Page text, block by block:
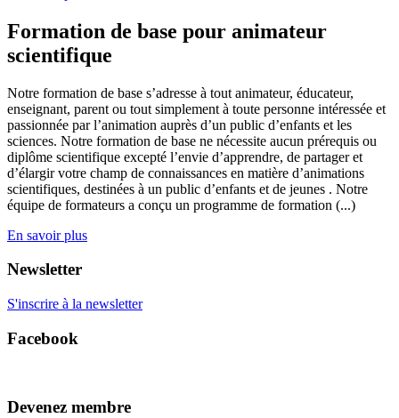
Formation de base pour animateur
scientifique
Notre formation de base s’adresse à tout animateur, éducateur,
enseignant, parent ou tout simplement à toute personne intéressée et
passionnée par l’animation auprès d’un public d’enfants et les
sciences. Notre formation de base ne nécessite aucun prérequis ou
diplôme scientifique excepté l’envie d’apprendre, de partager et
d’élargir votre champ de connaissances en matière d’animations
scientifiques, destinées à un public d’enfants et de jeunes . Notre
équipe de formateurs a conçu un programme de formation (...)
En savoir plus
Newsletter
S'inscrire à la newsletter
Facebook
Devenez membre